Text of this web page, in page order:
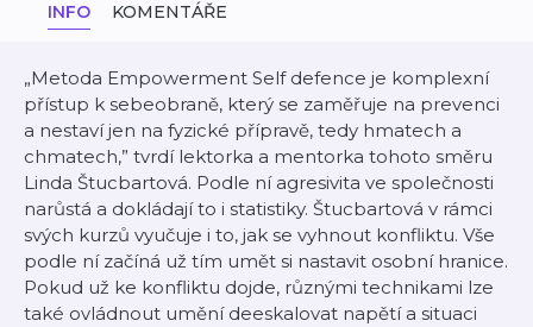
INFO KOMENTÁŘE
„Metoda Empowerment Self defence je komplexní
přístup k sebeobraně, který se zaměřuje na prevenci
a nestaví jen na fyzické přípravě, tedy hmatech a
chmatech,” tvrdí lektorka a mentorka tohoto směru
Linda Štucbartová. Podle ní agresivita ve společnosti
narůstá a dokládají to i statistiky. Štucbartová v rámci
svých kurzů vyučuje i to, jak se vyhnout konfliktu. Vše
podle ní začíná už tím umět si nastavit osobní hranice.
Pokud už ke konfliktu dojde, různými technikami lze
také ovládnout umění deeskalovat napětí a situaci